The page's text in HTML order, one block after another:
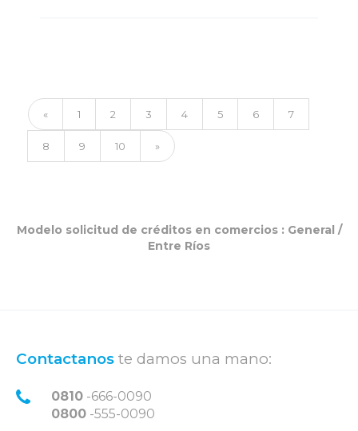
« 1 2 3 4 5 6 7
8 9 10 »
Modelo solicitud de créditos en comercios : General /
Entre Ríos
Contactanos te damos una mano:
0810 -666-0090
0800 -555-0090